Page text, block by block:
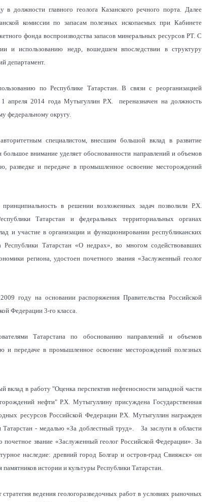
должности главного геолога Казанского речного порта. Далее
комиссии по запасам полезных ископаемых при Кабинете
фонда воспроизводства запасов минеральных ресурсов РТ. С
и использованию недр, вошедшем впоследствии в структуру
департамент.
по Республике Татарстан. В связи с реорганизацией
1 апреля 2014 года Мутыгуллин Р.Х. переназначен на должность
федеральному округу.
специалистом, внесшим большой вклад в развитие
внимание уделяет обоснованности направлений и объемов
разведке и передаче в промышленное освоение месторождений
в решении возложенных задач позволили Р.Х.
Татарстан и федеральных территориальных органах
и участие в организации и функционировании республиканских
Республики Татарстан «О недрах», во многом содействовавших
региона, удостоен почетного звания «Заслуженный геолог
году на основании распоряжения Правительства Российской
Федерации 3-го класса.
Татарстана по обоснованию направлений и объемов
и передаче в промышленное освоение месторождений полезных
в работу "Оценка перспектив нефтеносности западной части
нефти" Р.Х. Мутыгуллину присуждена Государственная
ресурсов Российской Федерации Р.Х. Мутыгуллин награжден
- медалью «За доблестный труд». За заслуги в области
звание «Заслуженный геолог Российской Федерации». За
наследие: древний город Болгар и остров-град Свияжск» он
истории и культуры Республики Татарстан.
ведения геологоразведочных работ в условиях рыночных